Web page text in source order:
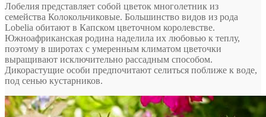
Лобелия представляет собой цветок многолетник из
семейства Колокольчиковые. Большинство видов из рода
Lobelia обитают в Капском цветочном королевстве.
Южноафриканская родина наделила их любовью к теплу,
поэтому в широтах с умеренным климатом цветочки
выращивают исключительно рассадным способом.
Дикорастущие особи предпочитают селиться поближе к воде,
под сенью кустарников.